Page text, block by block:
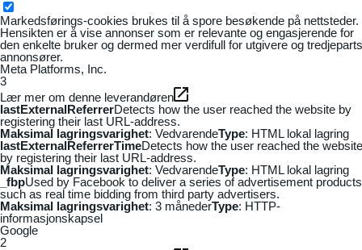
Markedsførings-cookies brukes til å spore besøkende på nettsteder.
Hensikten er å vise annonser som er relevante og engasjerende for
den enkelte bruker og dermed mer verdifull for utgivere og tredjeparts
annonsører.
Meta Platforms, Inc.
3
Lær mer om denne leverandøren
lastExternalReferrerDetects how the user reached the website by
registering their last URL-address.
Maksimal lagringsvarighet: VedvarendeType: HTML lokal lagring
lastExternalReferrerTimeDetects how the user reached the website
by registering their last URL-address.
Maksimal lagringsvarighet: VedvarendeType: HTML lokal lagring
_fbpUsed by Facebook to deliver a series of advertisement products
such as real time bidding from third party advertisers.
Maksimal lagringsvarighet: 3 månederType: HTTP-
informasjonskapsel
Google
2